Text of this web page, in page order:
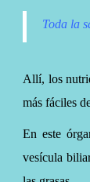
Toda la
Allí, los
más fáciles
En este
vesícula